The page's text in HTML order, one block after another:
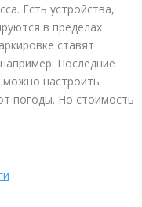
Есть устройства,
в пределах
ставят
Последние
можно настроить
погоды. Но стоимость